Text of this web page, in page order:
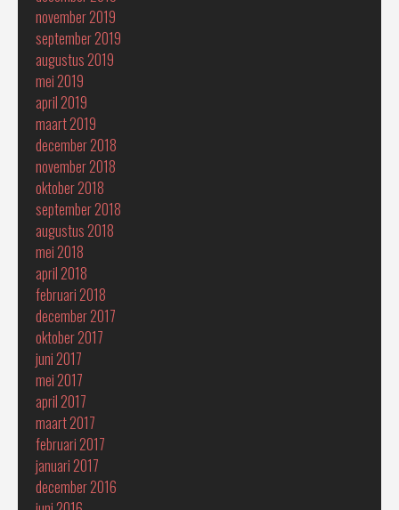
november 2019
september 2019
augustus 2019
mei 2019
april 2019
maart 2019
december 2018
november 2018
oktober 2018
september 2018
augustus 2018
mei 2018
april 2018
februari 2018
december 2017
oktober 2017
juni 2017
mei 2017
april 2017
maart 2017
februari 2017
januari 2017
december 2016